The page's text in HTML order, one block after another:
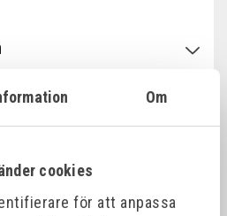
Om
cookies
för att anpassa